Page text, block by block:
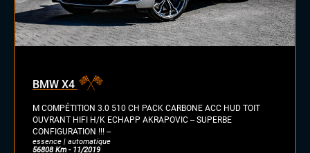
BMW X4
M COMPÉTITION 3.0 510 CH PACK CARBONE ACC HUD TOIT
OUVRANT HIFI H/K ECHAPP AKRAPOVIC -- SUPERBE
CONFIGURATION !!! --
essence | automatique
56808 Km - 11/2019